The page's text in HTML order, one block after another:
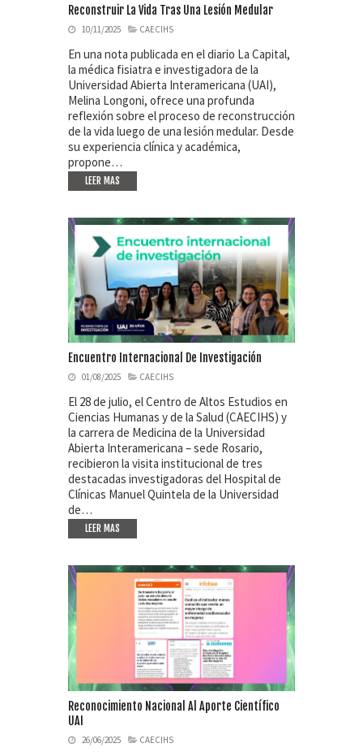
Reconstruir La Vida Tras Una Lesión Medular
10/11/2025 CAECIHS
En una nota publicada en el diario La Capital,
la médica fisiatra e investigadora de la
Universidad Abierta Interamericana (UAI),
Melina Longoni, ofrece una profunda
reflexión sobre el proceso de reconstrucción
de la vida luego de una lesión medular. Desde
su experiencia clínica y académica,
propone…
LEER MAS
Encuentro Internacional De Investigación
01/08/2025 CAECIHS
El 28 de julio, el Centro de Altos Estudios en
Ciencias Humanas y de la Salud (CAECIHS) y
la carrera de Medicina de la Universidad
Abierta Interamericana – sede Rosario,
recibieron la visita institucional de tres
destacadas investigadoras del Hospital de
Clínicas Manuel Quintela de la Universidad
de…
LEER MAS
Reconocimiento Nacional Al Aporte Científico
UAI
26/06/2025 CAECIHS